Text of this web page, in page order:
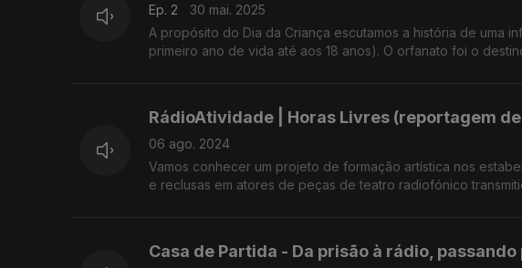
Ep. 2
30 mai. 2025
A propósito do Dia da Criança escutamos a história de uma
primeiro ano de vida até aos 18 anos). O orfanato foi o
RádioAtividade | Horas Livres (reportagem
06 ago. 2024
Vamos conhecer um projeto de formação artística nos
e reclusas em atores de peças de teatro radiofónico
Casa de Partida - Da prisão à rádio,